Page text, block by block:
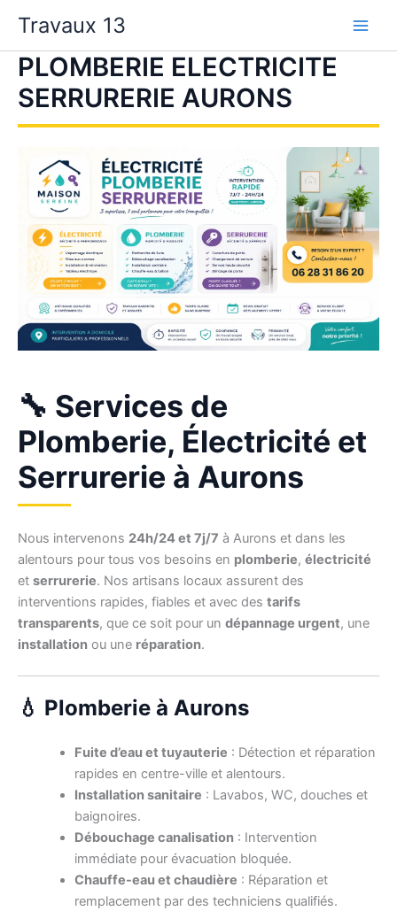
contenu
Travaux 13
PLOMBERIE ELECTRICITE
SERRURERIE AURONS
🔧 Services de
Plomberie, Électricité et
Serrurerie à Aurons
Nous intervenons 24h/24 et 7j/7 à Aurons et dans les
alentours pour tous vos besoins en plomberie, électricité
et serrurerie. Nos artisans locaux assurent des
interventions rapides, fiables et avec des tarifs
transparents, que ce soit pour un dépannage urgent, une
installation ou une réparation.
💧 Plomberie à Aurons
Fuite d’eau et tuyauterie : Détection et réparation
rapides en centre-ville et alentours.
Installation sanitaire : Lavabos, WC, douches et
baignoires.
Débouchage canalisation: Intervention
immédiate pour évacuation bloquée.
Chauffe-eau et chaudière : Réparation et
remplacement par des techniciens qualifiés.